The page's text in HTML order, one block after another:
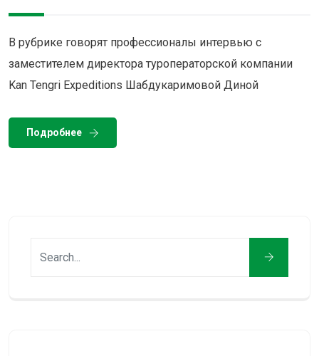
В рубрике говорят профессионалы интервью с
заместителем директора туроператорской компании
Kan Tengri Expeditions Шабдукаримовой Диной
Подробнее